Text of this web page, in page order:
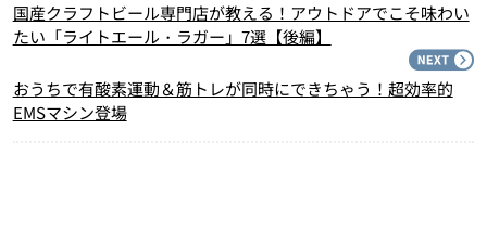
国産クラフトビール専門店が教える！アウトドアでこそ味わい
たい「ライトエール・ラガー」7選【後編】
おうちで有酸素運動＆筋トレが同時にできちゃう！超効率的
EMSマシン登場